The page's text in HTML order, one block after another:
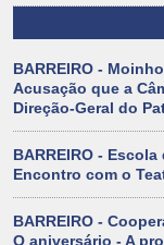
BARREIRO -
Acusação que a
Direção-Geral do
BARREIRO - Escola
Encontro com o
BARREIRO -
O aniversário - A